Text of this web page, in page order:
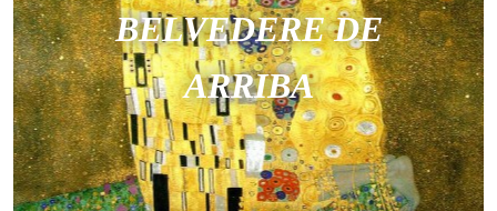
BELVEDERE DE
ARRIBA